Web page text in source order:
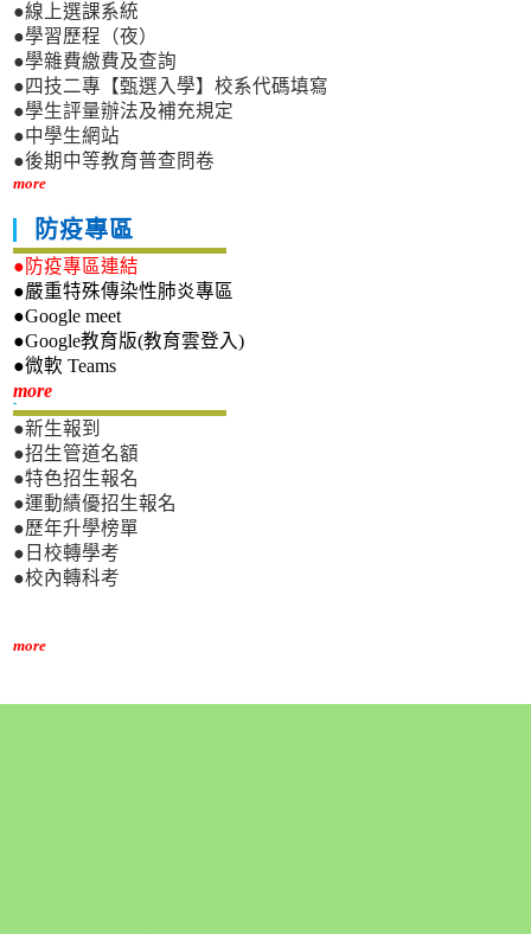
●線上選課系統
●學習歷程（夜）
●學雜費繳費及查詢
●四技二專【甄選入學】校系代碼填寫
●學生評量辦法及補充規定
●中學生網站
●後期中等教育普查問卷
more
防疫專區
●防疫專區連結
●嚴重特殊傳染性肺炎專區
●Google meet
●Google教育版(教育雲登入)
●微軟 Teams
more新生專區
●新生報到
●招生管道名額
●特色招生報名
●運動績優招生報名
●歷年升學榜單
●日校轉學考
●校內轉科考
more